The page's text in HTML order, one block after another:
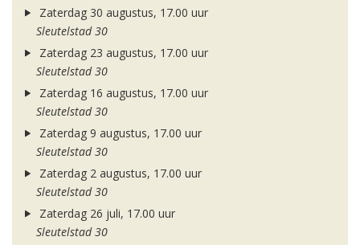
Zaterdag 30 augustus, 17.00 uur
Sleutelstad 30
Zaterdag 23 augustus, 17.00 uur
Sleutelstad 30
Zaterdag 16 augustus, 17.00 uur
Sleutelstad 30
Zaterdag 9 augustus, 17.00 uur
Sleutelstad 30
Zaterdag 2 augustus, 17.00 uur
Sleutelstad 30
Zaterdag 26 juli, 17.00 uur
Sleutelstad 30